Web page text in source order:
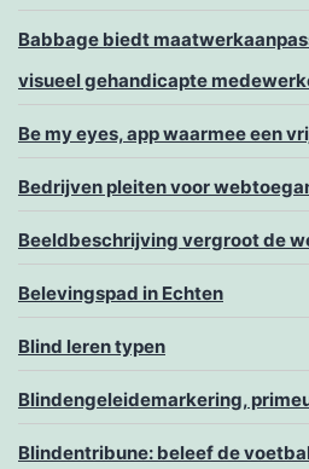
Babbage biedt
visueel gehandicapte
Be my eyes, app waarmee een
Bedrijven pleiten voor
Beeldbeschrijving vergroot de
Belevingspad in Echten
Blind leren typen
Blindengeleidemarkering,
Blindentribune: beleef de